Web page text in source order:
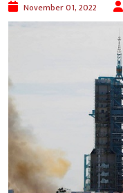
November 01, 2022